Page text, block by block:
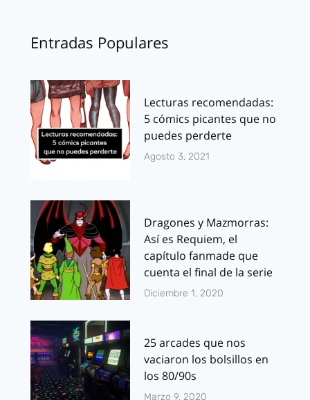
Entradas Populares
Lecturas recomendadas:
5 cómics picantes que no
puedes perderte
Agosto 3, 2021
Dragones y Mazmorras:
Así es Requiem, el
capítulo fanmade que
cuenta el final de la serie
Diciembre 1, 2020
25 arcades que nos
vaciaron los bolsillos en
los 80/90s
Marzo 9, 2020